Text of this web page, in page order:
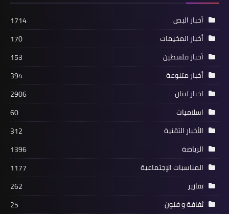
أخبار المخيمات
(شاهد): 150منزلاً في مخيم الرشيدية
مهدداً بالانهيار بسبب أمواج البحر
والعواصف
مقالات
أخبار البص
1714
أخبار المخيمات
170
أخبار فلسطين
153
أخبار متنوعة
394
اخبار لبنان
2906
اسلاميات
60
الأخبار التقنية
312
الرياضة
1396
المناسبات الإجتماعية
1177
تقارير
262
ثفافة و فنون
25